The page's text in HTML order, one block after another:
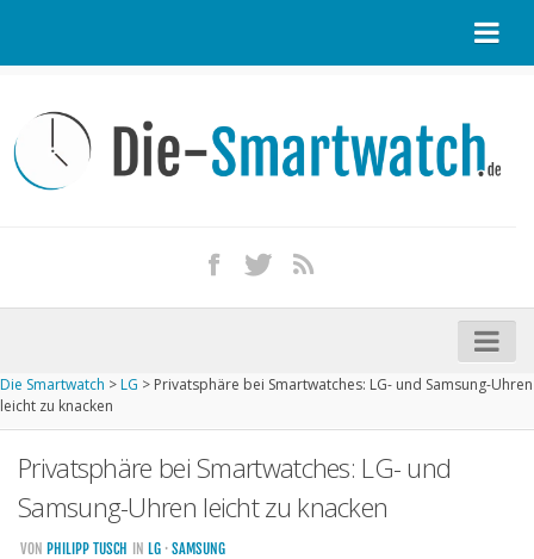
Kontakt / Tipp geben
Impressum
iPhone kaufen
Startseite
Kommende Smartwatches
Marken und Modelle
Die Smartwatch >LG > Privatsphäre bei Smartwatches: LG- und Samsung-Uhren
leicht zu knacken
Privatsphäre bei Smartwatches: LG- und
Samsung-Uhren leicht zu knacken
VON PHILIPP TUSCH IN LG · SAMSUNG